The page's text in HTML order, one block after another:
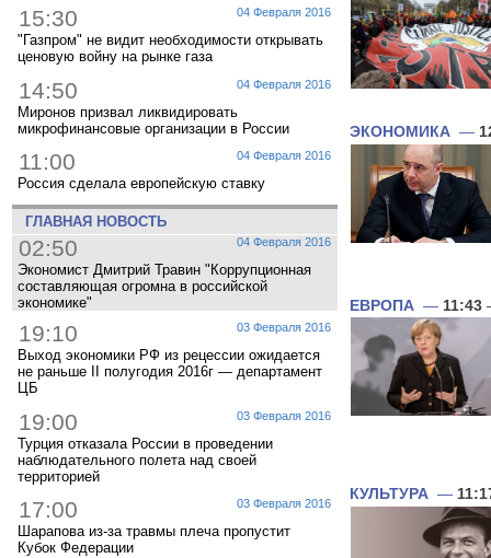
04 Февраля 2016
15:30
"Газпром" не видит необходимости открывать
ценовую войну на рынке газа
04 Февраля 2016
14:50
Миронов призвал ликвидировать
микрофинансовые организации в России
04 Февраля 2016
11:00
Россия сделала европейскую ставку
ГЛАВНАЯ НОВОСТЬ
04 Февраля 2016
02:50
Экономист Дмитрий Травин "Коррупционная
составляющая огромна в российской
экономике"
03 Февраля 2016
19:10
Выход экономики РФ из рецессии ожидается
не раньше II полугодия 2016г — департамент
ЦБ
03 Февраля 2016
19:00
Турция отказала России в проведении
наблюдательного полета над своей
территорией
03 Февраля 2016
17:00
Шарапова из-за травмы плеча пропустит
Кубок Федерации
ЭКОНОМИКА —
ЕВРОПА — 11:43
КУЛЬТУРА —